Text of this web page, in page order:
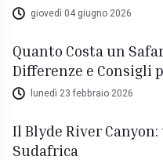
giovedì 04 giugno 2026
Quanto Costa un
Differenze e Consigli
lunedì 23 febbraio 2026
Il Blyde River
Sudafrica